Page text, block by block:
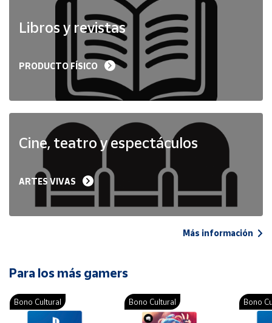
Melilla
Libros y revistas
PRODUCTO FÍSICO
Cine, teatro y espectáculos
ARTES VIVAS
Más información
Para los más gamers
Bono Cultural Bono Cultural Bono